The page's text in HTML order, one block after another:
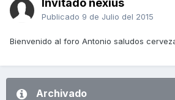
Publicado 9 de Julio del 2015
Bienvenido al foro Antonio saludos
Archivado